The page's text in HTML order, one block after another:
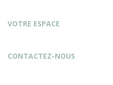
VOTRE ESPACE
CONTACTEZ-NOUS